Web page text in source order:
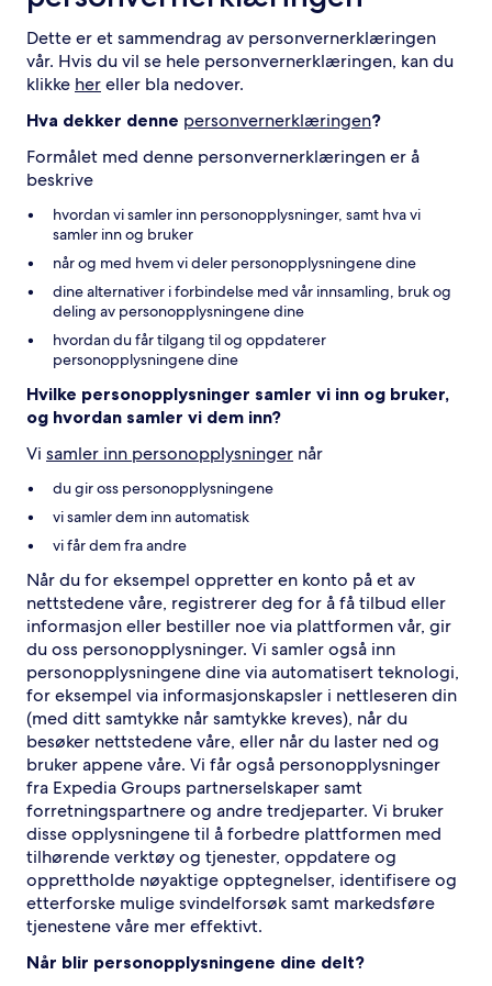
Dette er et sammendrag av personvernerklæringen
vår. Hvis du vil se hele personvernerklæringen, kan du
klikke hereller bla nedover.
Hva dekker denne personvernerklæringen?
Formålet med denne personvernerklæringen er å
beskrive
hvordan vi samler inn personopplysninger, samt hva vi
samler inn og bruker
når og med hvem vi deler personopplysningene dine
dine alternativer i forbindelse med vår innsamling, bruk og
deling av personopplysningene dine
hvordan du får tilgang til og oppdaterer
personopplysningene dine
Hvilke personopplysninger samler vi inn og bruker,
og hvordan samler vi dem inn?
Vi samler inn personopplysninger når
du gir oss personopplysningene
vi samler dem inn automatisk
vi får dem fra andre
Når du for eksempel oppretter en konto på et av
nettstedene våre, registrerer deg for å få tilbud eller
informasjon eller bestiller noe via plattformen vår, gir
du oss personopplysninger. Vi samler også inn
personopplysningene dine via automatisert teknologi,
for eksempel via informasjonskapsler i nettleseren din
(med ditt samtykke når samtykke kreves), når du
besøker nettstedene våre, eller når du laster ned og
bruker appene våre. Vi får også personopplysninger
fra Expedia Groups partnerselskaper samt
forretningspartnere og andre tredjeparter. Vi bruker
disse opplysningene til å forbedre plattformen med
tilhørende verktøy og tjenester, oppdatere og
opprettholde nøyaktige opptegnelser, identifisere og
etterforske mulige svindelforsøk samt markedsføre
tjenestene våre mer effektivt.
Når blir personopplysningene dine delt?